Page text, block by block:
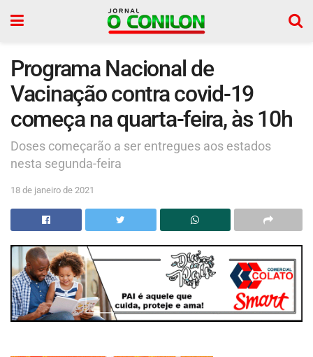
Programa Nacional de
Vacinação contra covid-19
começa na quarta-feira, às 10h
Doses começarão a ser entregues aos estados
nesta segunda-feira
18 de janeiro de 2021